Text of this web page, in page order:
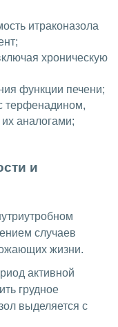
итраконазола
хроническую
функции печени;
терфенадином,
аналогами;
и
случаев
жизни.
активной
грудное
выделяется с